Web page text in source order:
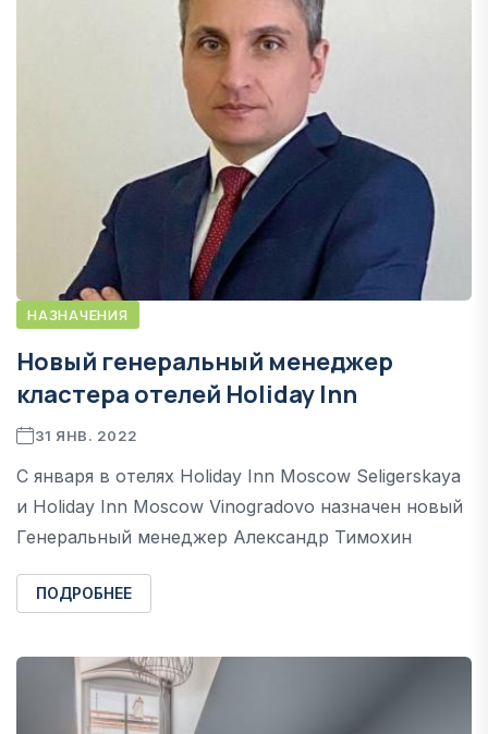
НАЗНАЧЕНИЯ
Новый генеральный менеджер
кластера отелей Holiday Inn
31 ЯНВ. 2022
С января в отелях Holiday Inn Moscow Seligerskaya
и Holiday Inn Moscow Vinogradovo назначен новый
Генеральный менеджер Александр Тимохин
ПОДРОБНЕЕ